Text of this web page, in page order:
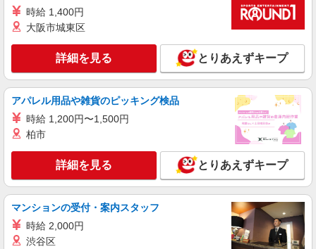
株式会社kotrio /●SW-S-2097031
住宅型有料老人ホームSTAFF＊無理なく、長
【正社員】月給240,000〜400,000円 ・基本
給：200,000円〜220,000円 ・資格手当：10,000〜
30,000円 ・役職手当：10,000〜70,000円 ・処遇改
善手当：20,000〜60,000円（勤続年数、保有資格
により変動） ・固定残業手当：20,000円（10時
間） ※固定残業時間を超過する場合には超過勤務
手当として別途支給 ・夜勤手当：10,000円/1回
歓迎 ・認知症介護基礎研修 ・初任者研修 ・実務
者研修 ・介護福祉士 など
東京都西東京市
キープ 詳細を見る
株式会社kotrio /●SW-S-2021992
≪田無駅≫定着率高い人気のデイサービススタ
ッフ★残業少なめ
【正社員】月給240,000〜400,000円 ・基本
給：200,000円〜220,000円 ・資格手当：10,000〜
30,000円 ・役職手当：10,000〜70,000円 ・処遇改
善手当：20,000〜60,000円（勤続年数、保有資格
時給 1,400円
大阪市城東区
詳細を見る とりあえずキープ
アパレル用品や雑貨のピッキング検品
時給 1,200円〜1,500円
柏市
詳細を見る とりあえずキープ
マンションの受付・案内スタッフ
時給 2,000円
渋谷区